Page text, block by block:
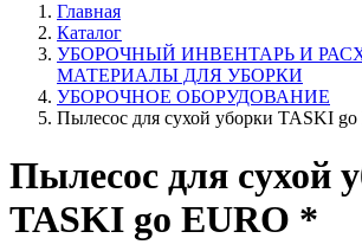
Главная
Каталог
УБОРОЧНЫЙ ИНВЕНТАРЬ И
МАТЕРИАЛЫ ДЛЯ УБОРКИ
УБОРОЧНОЕ ОБОРУДОВАНИЕ
Пылесос для сухой уборки TASKI
Пылесос для сухой
TASKI go EURO *